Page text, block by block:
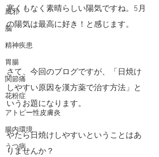
風邪
脳
精神疾患
胃腸
関節痛
花粉症
アトピー性皮膚炎
腸内環境
うつ病
寒くもなく素晴らしい陽気ですね。5月
の陽気は最高に好き！と感じます。
さて、今回のブログですが、「日焼け
しやすい原因を漢方薬で治す方法」と
いうお題になります。
やたら日焼けしやすいということはあ
りませんか？